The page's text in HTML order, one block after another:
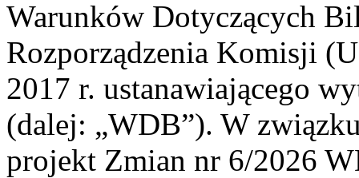
Warunków Dotyczących
Rozporządzenia Komisji
2017 r. ustanawiającego
(dalej: „WDB”). W
projekt Zmian nr 6/2026